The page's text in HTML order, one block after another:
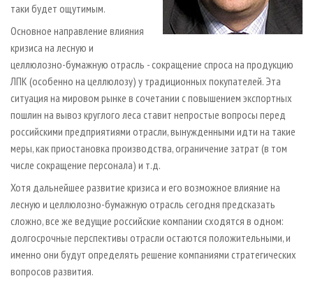
таки будет ощутимым.
Основное направление влияния
кризиса на лесную и
целлюлозно-бумажную отрасль - сокращение спроса на продукцию
ЛПК (особенно на целлюлозу) у традиционных покупателей. Эта
ситуация на мировом рынке в сочетании с повышением экспортных
пошлин на вывоз круглого леса ставит непростые вопросы перед
российскими предприятиями отрасли, вынужденными идти на такие
меры, как приостановка производства, ограничение затрат (в том
числе сокращение персонала) и т.д.
Хотя дальнейшее развитие кризиса и его возможное влияние на
лесную и целлюлозно-бумажную отрасль сегодня предсказать
сложно, все же ведущие российские компании сходятся в одном:
долгосрочные перспективы отрасли остаются положительными, и
именно они будут определять решение компаниями стратегических
вопросов развития.